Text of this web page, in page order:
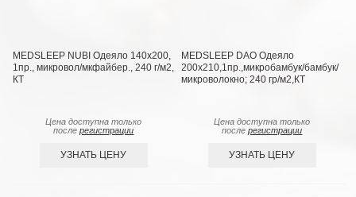
MEDSLEEP NUBI Одеяло 140х200,
1пр., микровол/мкфайбер., 240 г/м2,
КТ
Цена доступна только
послерегистрации
УЗНАТЬ ЦЕНУ
MEDSLEEP DAO Одеяло
200х210,1пр.,микробамбук/бамбук/
микроволокно; 240 гр/м2,КТ
Цена доступна только
послерегистрации
УЗНАТЬ ЦЕНУ